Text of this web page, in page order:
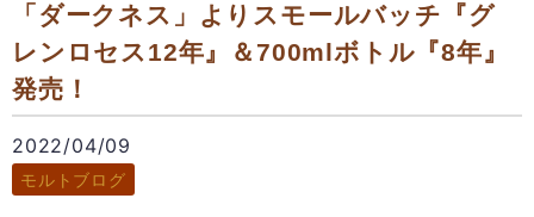
「ダークネス」よりスモールバッチ『グ
レンロセス12年』＆700mlボトル『8年』
発売！
2022/04/09
モルトブログ